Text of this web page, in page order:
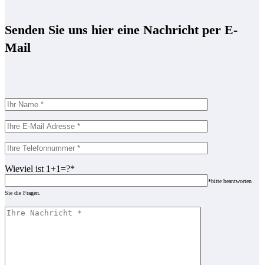
Senden Sie uns hier eine Nachricht per E-
Mail
Wieviel ist 1+1=?*
*bitte beantworten
Sie die Fragen.